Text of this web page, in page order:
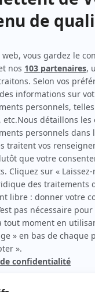
Personnages
La p'tite semaine(
Fanfreluche(
D'Iberville (
carbure à son petit
à 2001. Sa spécialité: la